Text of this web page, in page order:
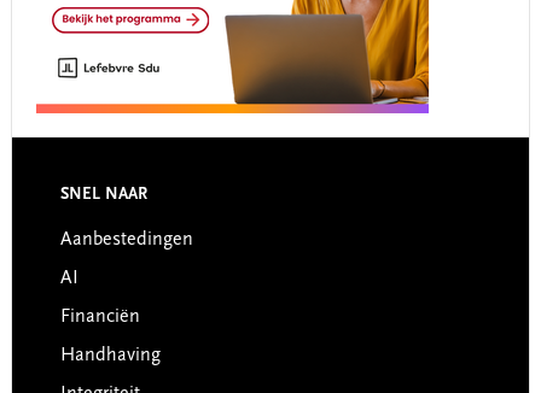
Footer
SNEL NAAR
Aanbestedingen
AI
Financiën
Handhaving